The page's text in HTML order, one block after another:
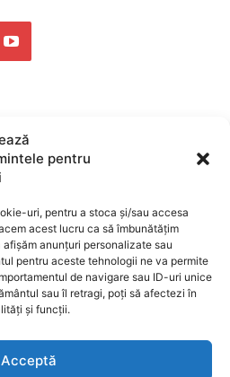
pentru
uri, pentru a stoca și/sau accesa
acest lucru ca să îmbunătățim
anunțuri personalizate sau
pentru aceste tehnologii ne va permite
de navigare sau ID-uri unice
sau îl retragi, poți să afectezi în
și funcții.
Acceptă
pentru întreruperile de
cu o criză
relansa săptămâna
cereri în așteptare:
problemelor ANCPI